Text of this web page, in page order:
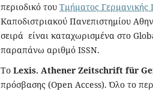
περιοδικό του Τμήματος Γερμανικής
Καποδιστριακού Πανεπιστημίου
σειρά είναι καταχωρισμένα στο
παραπάνω αριθμό ISSN.
Το Lexis. Athener Zeitschrift für
πρόσβασης (Open Access). Όλο το